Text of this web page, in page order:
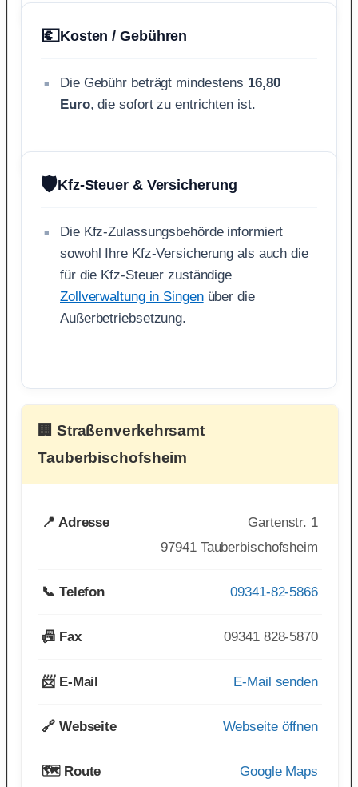
💶Kosten / Gebühren
Die Gebühr beträgt mindestens 16,80
Euro, die sofort zu entrichten ist.
🛡️Kfz-Steuer & Versicherung
Die Kfz-Zulassungsbehörde informiert
sowohl Ihre Kfz-Versicherung als auch die
für die Kfz-Steuer zuständige
Zollverwaltung in Singenüber die
Außerbetriebsetzung.
🏢 Straßenverkehrsamt
Tauberbischofsheim
📍 Adresse
Gartenstr. 1
97941 Tauberbischofsheim
📞 Telefon 09341-82-5866
📠 Fax 09341 828-5870
📨 E-Mail E-Mail senden
🔗 Webseite Webseite öffnen
🗺️ Route Google Maps